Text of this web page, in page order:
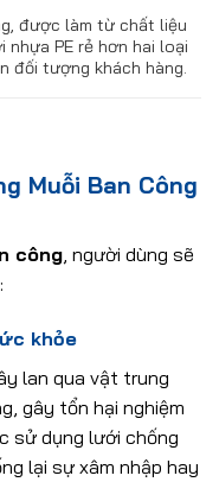
được làm từ chất liệu
nhựa PE rẻ hơn hai loại
đối tượng khách hàng.
Muỗi Ban Công
công, người dùng sẽ
khỏe
lan qua vật trung
gây tổn hại nghiệm
sử dụng lưới chống
lại sự xâm nhập hay